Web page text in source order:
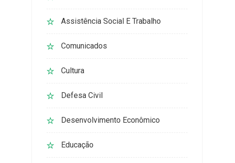
Assistência Social E Trabalho
Comunicados
Cultura
Defesa Civil
Desenvolvimento Econômico
Educação